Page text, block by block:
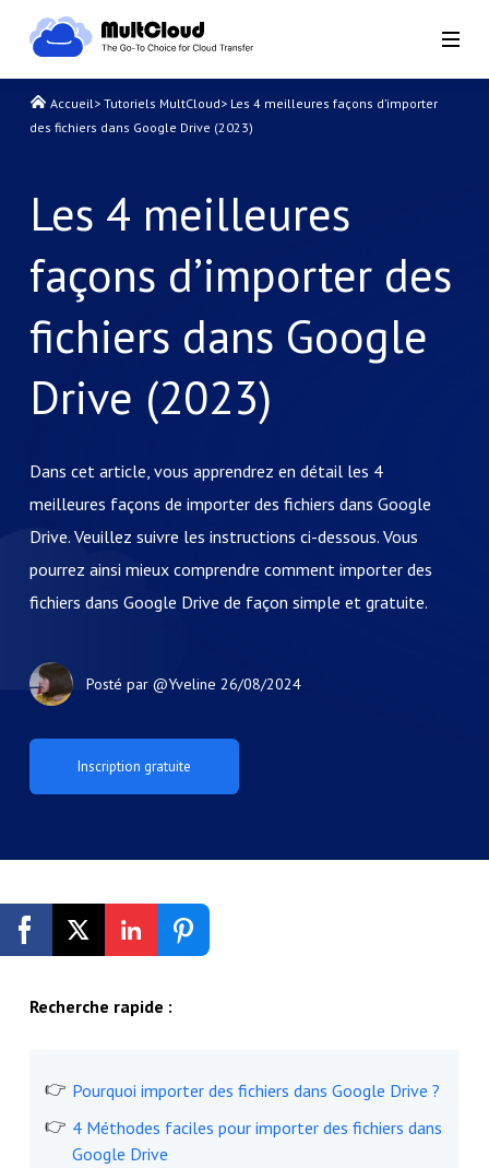
Accueil> Tutoriels MultCloud> Les 4 meilleures façons d’importer
des fichiers dans Google Drive (2023)
Les 4 meilleures
façons d’importer des
fichiers dans Google
Drive (2023)
Dans cet article, vous apprendrez en détail les 4
meilleures façons de importer des fichiers dans Google
Drive. Veuillez suivre les instructions ci-dessous. Vous
pourrez ainsi mieux comprendre comment importer des
fichiers dans Google Drive de façon simple et gratuite.
Inscription gratuite
Posté par @Yveline 26/08/2024
Recherche rapide :
Pourquoi importer des fichiers dans Google Drive ?
4 Méthodes faciles pour importer des fichiers dans
Google Drive